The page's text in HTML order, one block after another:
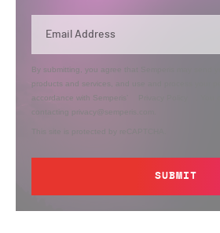
By submitting, you agree that Semperis may send
products and services, and use and process your
accordance with Semperis’
contacting privacy@semperis.com.
This site is protected by reCAPTCHA.
SUBMIT